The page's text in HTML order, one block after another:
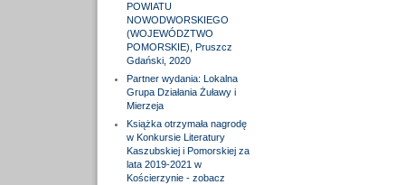
POWIATU
NOWODWORSKIEGO
(WOJEWÓDZTWO
POMORSKIE), Pruszcz
Gdański, 2020
Partner wydania: Lokalna
Grupa Działania Żuławy i
Mierzeja
Książka otrzymała nagrodę
w Konkursie Literatury
Kaszubskiej i Pomorskiej za
lata 2019-2021 w
Kościerzynie - zobacz